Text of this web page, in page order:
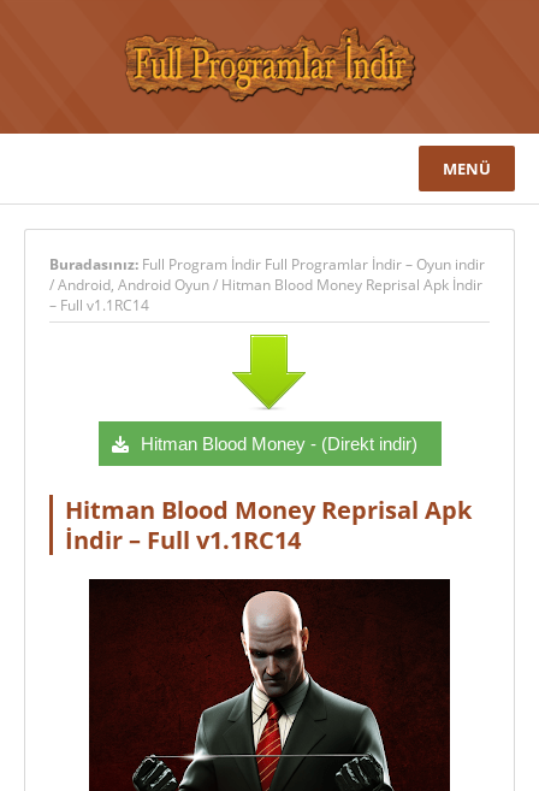
MENÜ
Buradasınız: Full Program İndir Full Programlar İndir – Oyun indir
/Android, Android Oyun/ Hitman Blood Money Reprisal Apk İndir
– Full v1.1RC14
Hitman Blood Money - (Direkt indir)
Hitman Blood Money Reprisal Apk
İndir – Full v1.1RC14